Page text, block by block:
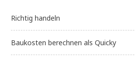
Richtig handeln
Baukosten berechnen als Quicky